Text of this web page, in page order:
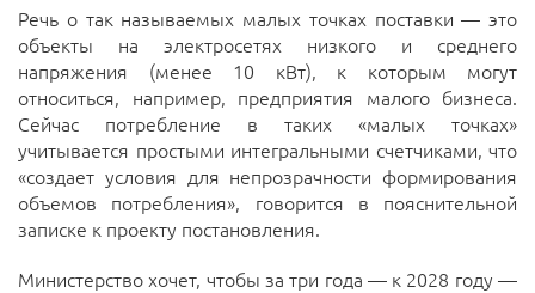
Речь о так называемых малых точках поставки — это
объекты на электросетях низкого и среднего
напряжения (менее 10 кВт), к которым могут
относиться, например, предприятия малого бизнеса.
Сейчас потребление в таких «малых точках»
учитывается простыми интегральными счетчиками, что
«создает условия для непрозрачности формирования
объемов потребления», говорится в пояснительной
записке к проекту постановления.
Министерство хочет, чтобы за три года — к 2028 году —